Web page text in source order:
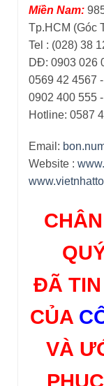
Miền Nam:
Tp.HCM (Góc
Tel : (028) 38
DĐ: 0903 026
0569 42 4567
0902 400 555
Hotline: 0587
Email:
Website :
ĐÃ TIN
CỦA
VÀ